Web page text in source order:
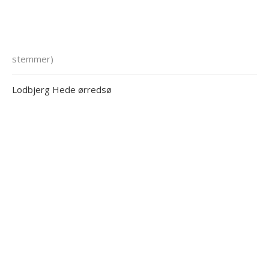
stemmer)
Lodbjerg Hede ørredsø